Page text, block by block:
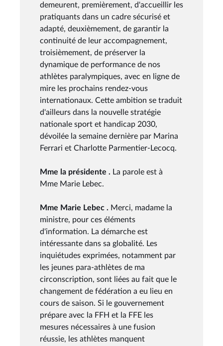
demeurent, premièrement, d'accueillir les
pratiquants dans un cadre sécurisé et
adapté, deuxièmement, de garantir la
continuité de leur accompagnement,
troisièmement, de préserver la
dynamique de performance de nos
athlètes paralympiques, avec en ligne de
mire les prochains rendez-vous
internationaux. Cette ambition se traduit
d'ailleurs dans la nouvelle stratégie
nationale sport et handicap 2030,
dévoilée la semaine dernière par Marina
Ferrari et Charlotte Parmentier-Lecocq.
Mme la présidente . La parole est à
Mme Marie Lebec.
Mme Marie Lebec . Merci, madame la
ministre, pour ces éléments
d'information. La démarche est
intéressante dans sa globalité. Les
inquiétudes exprimées, notamment par
les jeunes para-athlètes de ma
circonscription, sont liées au fait que le
changement de fédération a eu lieu en
cours de saison. Si le gouvernement
prépare avec la FFH et la FFE les
mesures nécessaires à une fusion
réussie, les athlètes manquent